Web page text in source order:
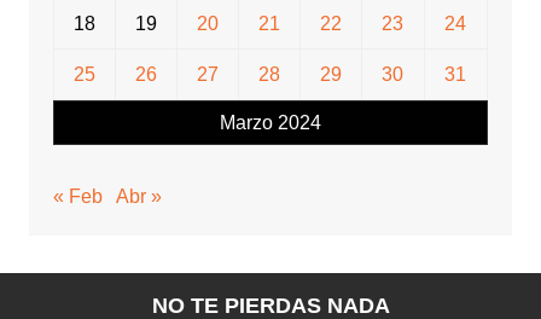
Marzo 2024
18 19 20 21 22 23 24
25 26 27 28 29 30 31
« Feb Abr »
NO TE PIERDAS NADA